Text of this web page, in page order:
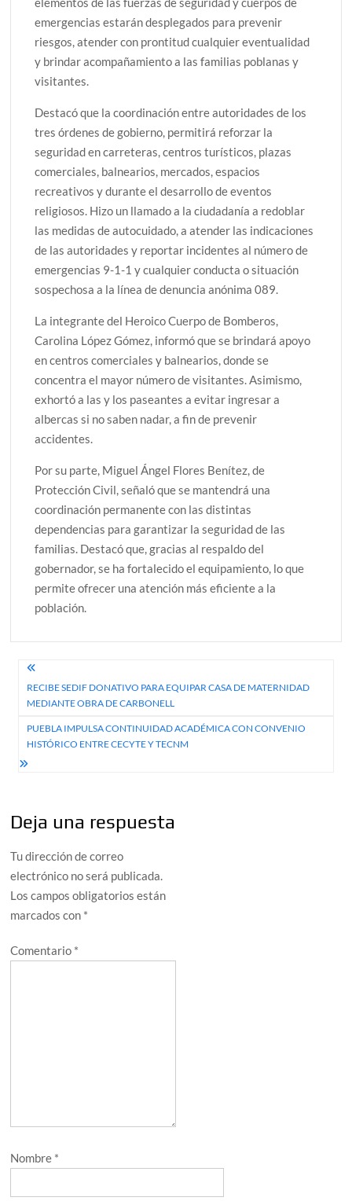
emergencias estarán desplegados para prevenir
riesgos, atender con prontitud cualquier eventualidad
y brindar acompañamiento a las familias poblanas y
visitantes.
Destacó que la coordinación entre autoridades de los
tres órdenes de gobierno, permitirá reforzar la
seguridad en carreteras, centros turísticos, plazas
comerciales, balnearios, mercados, espacios
recreativos y durante el desarrollo de eventos
religiosos. Hizo un llamado a la ciudadanía a redoblar
las medidas de autocuidado, a atender las indicaciones
de las autoridades y reportar incidentes al número de
emergencias 9-1-1 y cualquier conducta o situación
sospechosa a la línea de denuncia anónima 089.
La integrante del Heroico Cuerpo de Bomberos,
Carolina López Gómez, informó que se brindará apoyo
en centros comerciales y balnearios, donde se
concentra el mayor número de visitantes. Asimismo,
exhortó a las y los paseantes a evitar ingresar a
albercas si no saben nadar, a fin de prevenir
accidentes.
Por su parte, Miguel Ángel Flores Benítez, de
Protección Civil, señaló que se mantendrá una
coordinación permanente con las distintas
dependencias para garantizar la seguridad de las
familias. Destacó que, gracias al respaldo del
gobernador, se ha fortalecido el equipamiento, lo que
permite ofrecer una atención más eficiente a la
población.
Navegación
de
entradas
RECIBE SEDIF DONATIVO PARA EQUIPAR CASA DE MATERNIDAD
MEDIANTE OBRA DE CARBONELL
PUEBLA IMPULSA CONTINUIDAD ACADÉMICA CON CONVENIO
HISTÓRICO ENTRE CECYTE Y TECNM
Deja una respuesta
Tu dirección de correo
electrónico no será publicada.
Los campos obligatorios están
marcados con *
Comentario *
Nombre *